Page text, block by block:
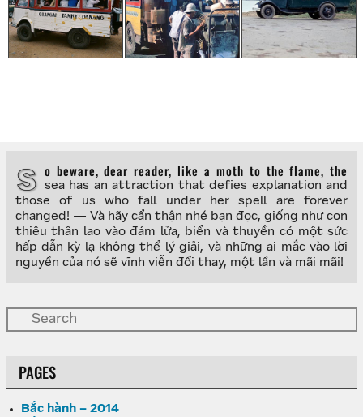
So beware, dear reader, like a moth to the flame, the
sea has an attraction that defies explanation and
those of us who fall under her spell are forever
changed! — Và hãy cẩn thận nhé bạn đọc, giống như con
thiêu thân lao vào đám lửa, biển và thuyền có một sức
hấp dẫn kỳ lạ không thể lý giải, và những ai mắc vào lời
nguyền của nó sẽ vĩnh viễn đổi thay, một lần và mãi mãi!
PAGES
Bắc hành – 2014